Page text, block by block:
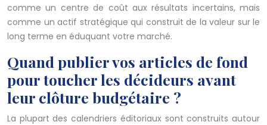
comme un centre de coût aux résultats incertains, mais
comme un actif stratégique qui construit de la valeur sur le
long terme en éduquant votre marché.
Quand publier vos articles de fond
pour toucher les décideurs avant
leur clôture budgétaire ?
La plupart des calendriers éditoriaux sont construits autour